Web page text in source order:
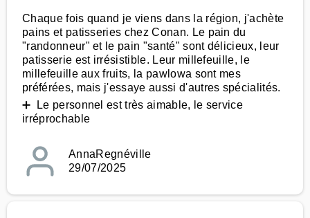
Chaque fois quand je viens dans la région, j'achète
pains et patisseries chez Conan. Le pain du
"randonneur" et le pain "santé" sont délicieux, leur
patisserie est irrésistible. Leur millefeuille, le
millefeuille aux fruits, la pawlowa sont mes
préférées, mais j'essaye aussi d'autres spécialités.
➕ Le personnel est très aimable, le service
irréprochable
AnnaRegnéville
29/07/2025